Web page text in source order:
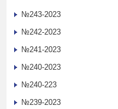
№243-2023
№242-2023
№241-2023
№240-2023
№240-223
№239-2023